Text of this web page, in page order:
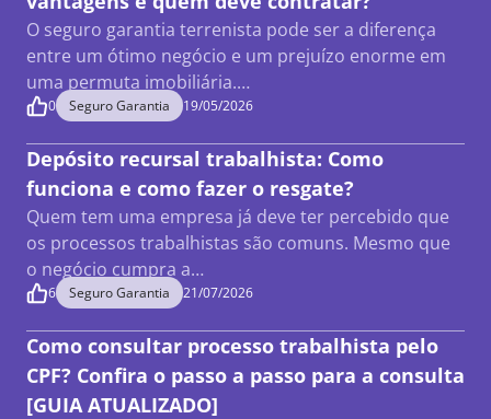
O seguro garantia terrenista pode ser a diferença
entre um ótimo negócio e um prejuízo enorme em
uma permuta imobiliária.…
0 Seguro Garantia 19/05/2026
Depósito recursal trabalhista: Como
funciona e como fazer o resgate?
Quem tem uma empresa já deve ter percebido que
os processos trabalhistas são comuns. Mesmo que
o negócio cumpra a…
6 Seguro Garantia 21/07/2026
Como consultar processo trabalhista pelo
CPF? Confira o passo a passo para a consulta
[GUIA ATUALIZADO]